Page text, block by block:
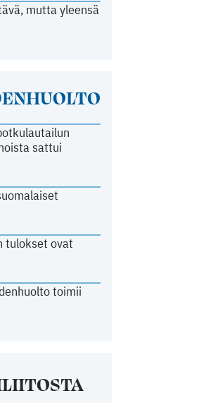
mutta yleensä
sattui
tulokset ovat
toimii